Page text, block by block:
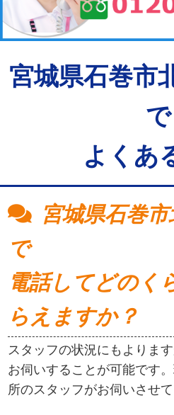
宮城県石巻市
で
よくあ
宮城県石巻
で
電話してどのく
らえますか？
スタッフの状況にもよりま
お伺いすることが可能です
所のスタッフがお伺いさせて